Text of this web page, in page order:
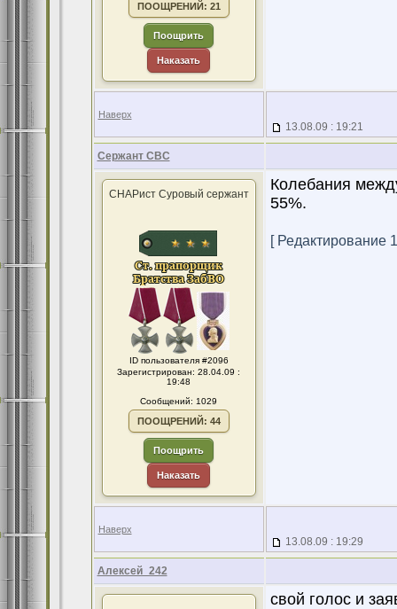
ПООЩРЕНИЙ: 21
Поощрить
Наказать
Наверх
13.08.09 : 19:21
Сержант СВС
СНАРист Суровый сержант
ID пользователя #2096
Зарегистрирован: 28.04.09 :
19:48
Сообщений: 1029
ПООЩРЕНИЙ: 44
Поощрить
Наказать
Колебания
55%.
[ Редактирование
Наверх
13.08.09 : 19:29
Алексей_242
свой голос и